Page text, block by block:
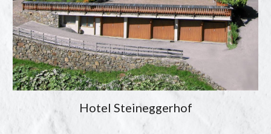
Hotel Steineggerhof